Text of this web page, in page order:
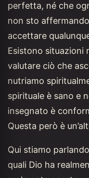
perfetta, né che
non sto
accettare
Esistono situazioni
valutare ciò che
nutriamo
spirituale è sano e
insegnato è
Questa però è
Qui stiamo
quali Dio ha